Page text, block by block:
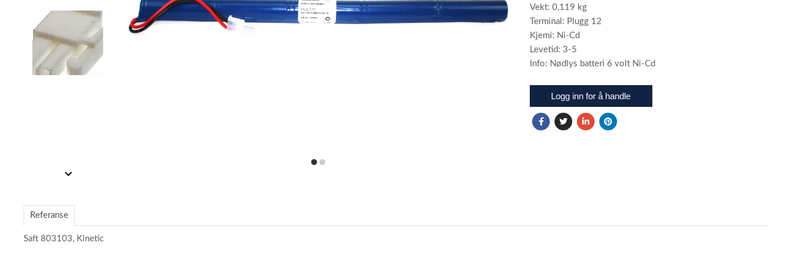
itemitem
Vekt: 0,119 kg
Terminal: Plugg 12
Kjemi: Ni-Cd
Levetid: 3-5
Info: Nødlys batteri 6 volt Ni-Cd
Logg inn for å handle
Referanse
Saft 803103, Kinetic